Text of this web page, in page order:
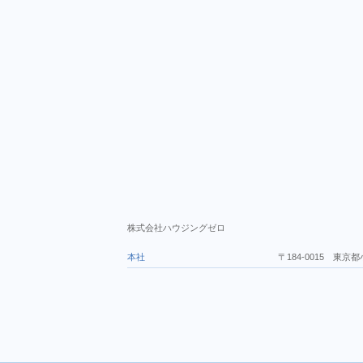
株式会社ハウジングゼロ
本社 〒184-0015 東京都